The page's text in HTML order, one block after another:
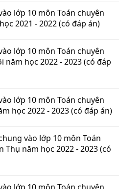
lớp 10 môn Toán chuyên
2021 - 2022 (có đáp án)
lớp 10 môn Toán chuyên
năm học 2022 - 2023 (có đáp
lớp 10 môn Toán chuyên
học 2022 - 2023 (có đáp án)
vào lớp 10 môn Toán
Thụ năm học 2022 - 2023 (có